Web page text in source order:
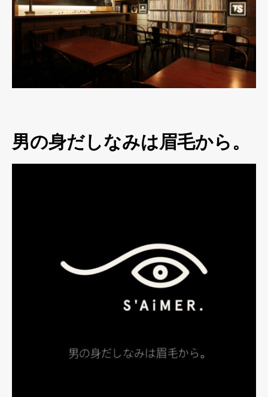
男の身だしなみは眉毛から。